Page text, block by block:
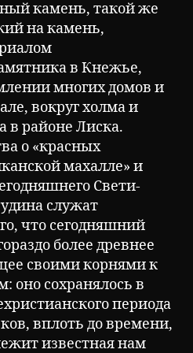
камень, такой же
на камень,
в Кнежье,
многих домов и
вокруг холма и
в районе Лиска.
о «красных
махалле» и
Свети-
служат
что сегодняшний
более древнее
своими корнями к
оно сохранялось в
периода
вплоть до времени,
известная нам